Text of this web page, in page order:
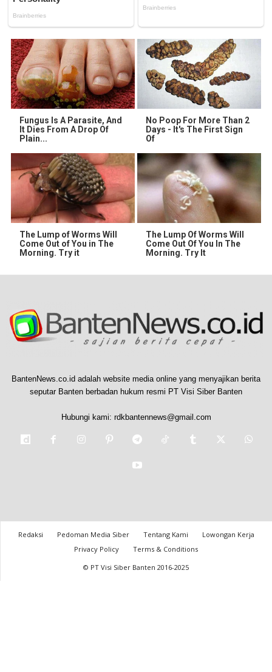
Fungus Is A Parasite, And
It Dies From A Drop Of
Plain...
No Poop For More Than 2
Days - It's The First Sign
Of
The Lump of Worms Will
Come Out of You in The
Morning. Try it
The Lump Of Worms Will
Come Out Of You In The
Morning. Try It
BantenNews.co.id adalah website media online yang menyajikan berita
seputar Banten berbadan hukum resmi PT Visi Siber Banten
Hubungi kami: rdkbantennews@gmail.com
Redaksi Pedoman Media Siber Tentang Kami
Lowongan Kerja
Privacy Policy
Terms & Conditions
© PT Visi Siber Banten 2016-2025